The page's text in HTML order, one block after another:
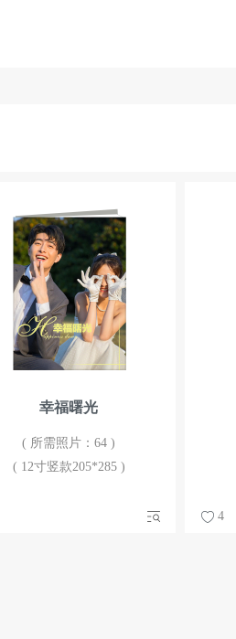
幸福曙光
( 所需照片：64 )
( 12寸竖款205*285 )
4